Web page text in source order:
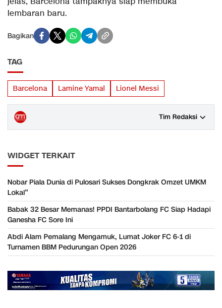
lembaran baru.
Bagikan
TAG
Barcelona Lamine Yamal Lionel Messi
Tim Redaksi
WIDGET TERKAIT
Nobar Piala Dunia di Pulosari Sukses Dongkrak Omzet UMKM
Lokal”
Babak 32 Besar Memanas! PPDI Bantarbolang FC Siap Hadapi
Ganesha FC Sore Ini
Abdi Alam Pemalang Mengamuk, Lumat Joker FC 6-1 di
Turnamen BBM Pedurungan Open 2026